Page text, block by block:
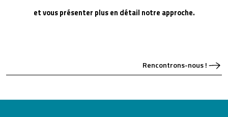
et vous présenter plus en détail notre approche.
Rencontrons-nous !